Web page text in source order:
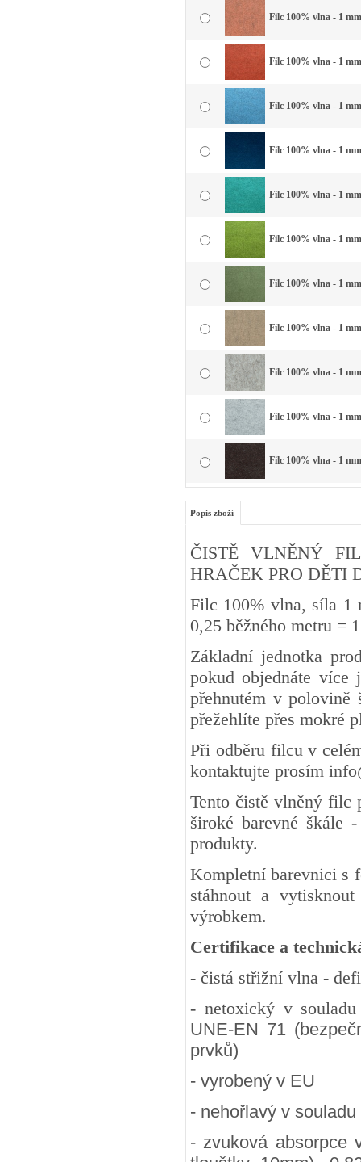
Filc 100% vlna - 1
Filc 100% vlna - 1
Filc 100% vlna - 1
Filc 100% vlna - 1
Filc 100% vlna - 1
Filc 100% vlna - 1
Filc 100% vlna - 1
Filc 100% vlna - 1
Filc 100% vlna - 1
Filc 100% vlna - 1
Filc 100% vlna - 1
Popis zboží
ČISTĚ VLNĚNÝ
HRAČEK PRO DĚTI
Filc 100% vlna, síla 1
0,25 běžného metru
Základní jednotka
pokud objednáte více
přehnutém v
přežehlíte přes mokré
Při odběru filcu v
kontaktujte prosím
Tento čistě vlněný filc
široké barevné škále
produkty.
Kompletní barevnici s
stáhnout a
výrobkem.
Certifikace a
- čistá střižní vlna -
- netoxický v
UNE-EN 71
prvků)
- vyrobený v EU
- nehořlavý v
- zvuková absorpce